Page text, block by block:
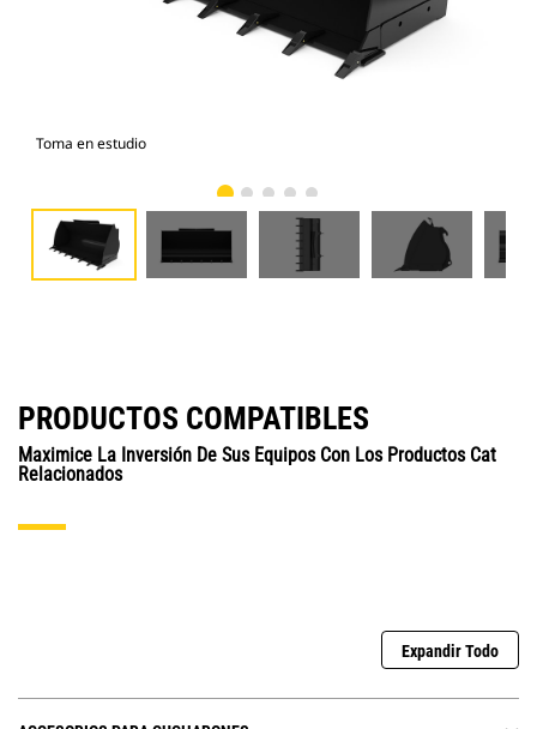
Toma en estudio
PRODUCTOS COMPATIBLES
Maximice La Inversión De Sus Equipos Con Los Productos Cat
Relacionados
Expandir Todo